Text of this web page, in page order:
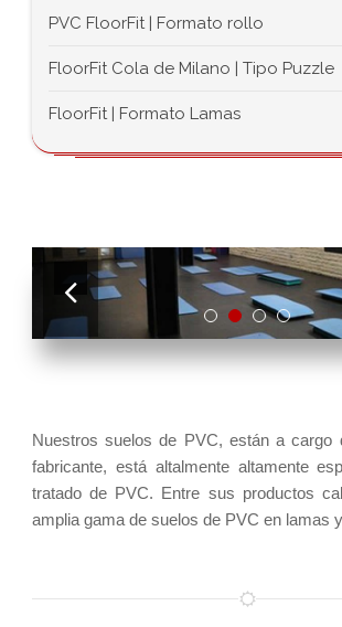
PVC FloorFit | Formato rollo
FloorFit Cola de Milano | Tipo Puzzle
FloorFit | Formato Lamas
Nuestros suelos de PVC, están a cargo
fabricante, está altalmente altamente
tratado de PVC. Entre sus productos
amplia gama de suelos de PVC en lamas